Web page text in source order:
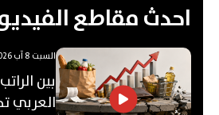
احدث مقاطع
السبت 8 آب 2026
بين
العربي